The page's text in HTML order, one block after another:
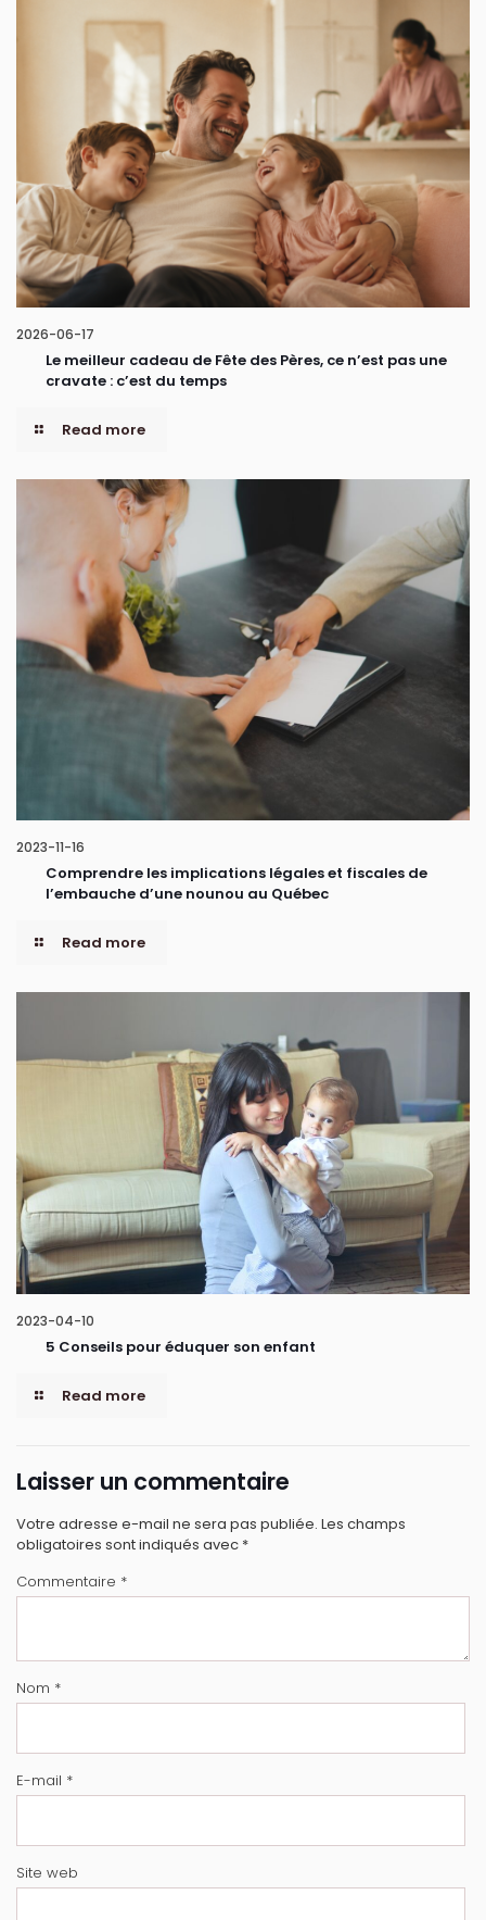
2026-06-17
Le meilleur cadeau de Fête des Pères, ce n’est pas une
cravate : c’est du temps
Read more
2023-11-16
Comprendre les implications légales et fiscales de
l’embauche d’une nounou au Québec
Read more
2023-04-10
5 Conseils pour éduquer son enfant
Read more
Laisser un commentaire
Votre adresse e-mail ne sera pas publiée. Les champs
obligatoires sont indiqués avec *
Commentaire *
Nom *
E-mail *
Site web